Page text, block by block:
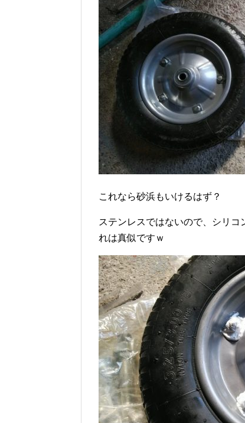
これなら砂浜もいけるはず？
ステンレスではないので、シリ
れは真似ですｗ